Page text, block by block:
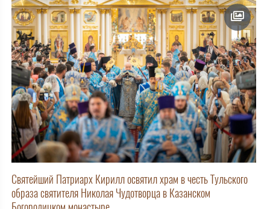
Святейший Патриарх Кирилл освятил храм в честь Тульского
образа святителя Николая Чудотворца в Казанском